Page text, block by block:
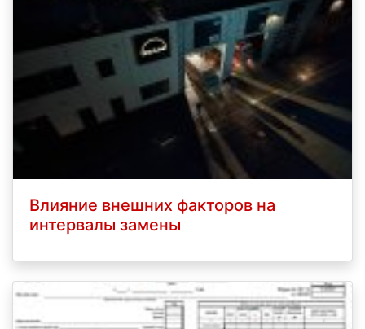
Влияние внешних факторов на
интервалы замены